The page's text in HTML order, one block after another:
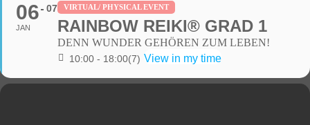
06
JAN
07 VIRTUAL/ PHYSICAL EVENT
RAINBOW REIKI® GRAD 1
DENN WUNDER GEHÖREN ZUM LEBEN!
10:00 - 18:00(7) View in my time